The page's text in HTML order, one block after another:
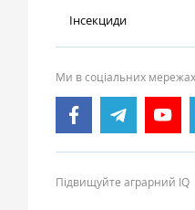
Інсекциди
Ми в соціальних мережах
Підвищуйте аграрний IQ